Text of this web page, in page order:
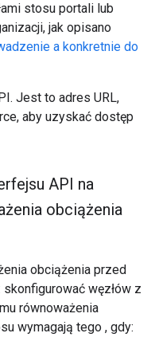
stosu portali lub
jak opisano
a konkretnie do
Jest to adres URL,
aby uzyskać dostęp
API na
obciążenia
obciążenia przed
węzłów z
równoważenia
wymagają tego , gdy: